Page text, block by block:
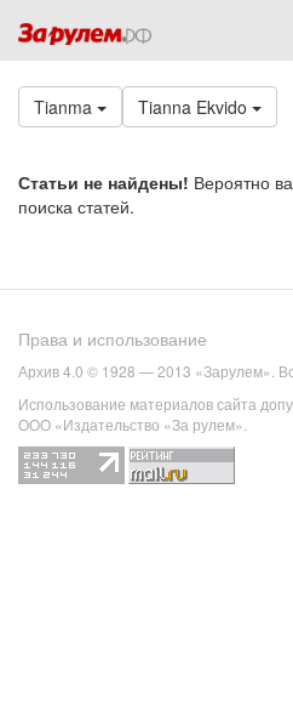
Tianma Tianna Ekvido
Статьи не найдены! Вероятно
поиска статей.
Права и использование
Архив 4.0 © 1928 — 2013 «Зарулем».
Использование материалов сайта
ООО «Издательство «За рулем».